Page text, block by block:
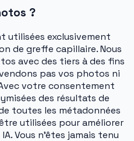
?
utilisées exclusivement
de greffe capillaire. Nous
avec des tiers à des fins
pas vos photos ni
votre consentement
des résultats de
toutes les métadonnées
utilisées pour améliorer
Vous n'êtes jamais tenu